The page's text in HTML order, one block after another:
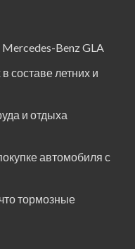
Benz GLA
составе летних и
и отдыха
автомобиля с
тормозные